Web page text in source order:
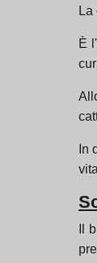
È
In
Il